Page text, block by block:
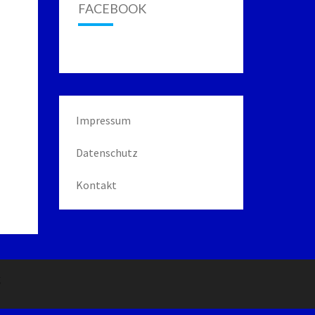
FACEBOOK
Impressum
Datenschutz
Kontakt